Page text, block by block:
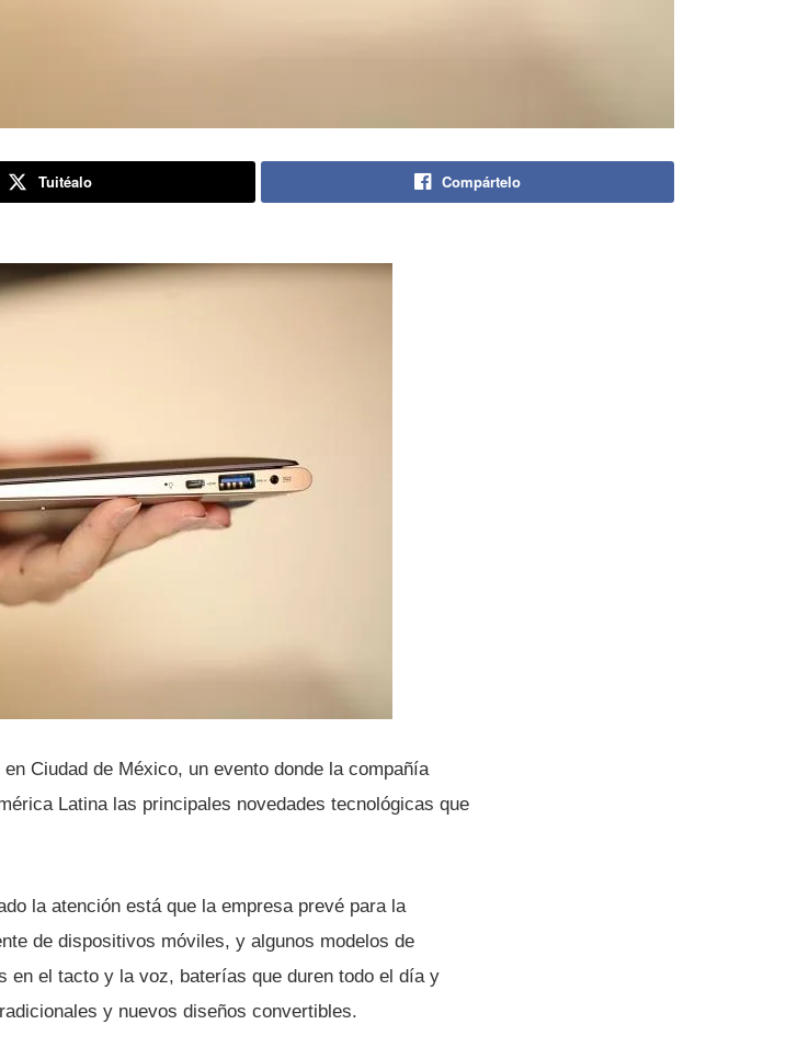
Tuitéalo Compártelo
en Ciudad de México, un evento donde la compañí­a
Latina las principales novedades tecnológicas que
la atención está que la empresa prevé para la
de dispositivos móviles, y algunos modelos de
en el tacto y la voz, baterí­as que duren todo el dí­a y
y nuevos diseños convertibles.